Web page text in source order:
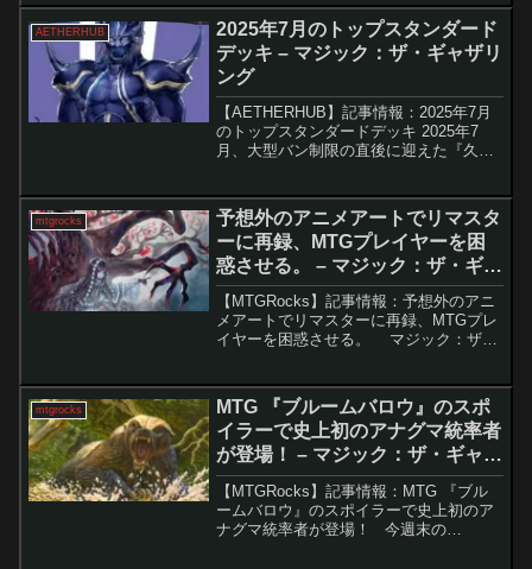
に速く、登場から間もないカードでも、
環境に大きな影...
AETHERHUB
2025年7月のトップスタンダード
デッキ – マジック：ザ・ギャザリ
ング
【AETHERHUB】記事情報：2025年7月
のトップスタンダードデッキ 2025年7
月、大型バン制限の直後に迎えた『久遠
メタを振り返ります。禁止カードの影響
で環境が大...
mtgrocks
予想外のアニメアートでリマスタ
ーに再録、MTGプレイヤーを困
惑させる。 – マジック：ザ・ギャ
ザリング
【MTGRocks】記事情報：予想外のアニ
メアートでリマスターに再録、MTGプレ
イヤーを困惑させる。 マジック：ザ・
やシークレットレイヤーのリリースごと
に新たなア...
mtgrocks
MTG 『ブルームバロウ』のスポ
イラーで史上初のアナグマ統率者
が登場！ – マジック：ザ・ギャザ
リング
【MTGRocks】記事情報：MTG 『ブル
ームバロウ』のスポイラーで史上初のア
ナグマ統率者が登場！ 今週末の